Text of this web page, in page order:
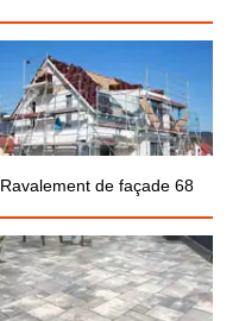
Ravalement de façade 68